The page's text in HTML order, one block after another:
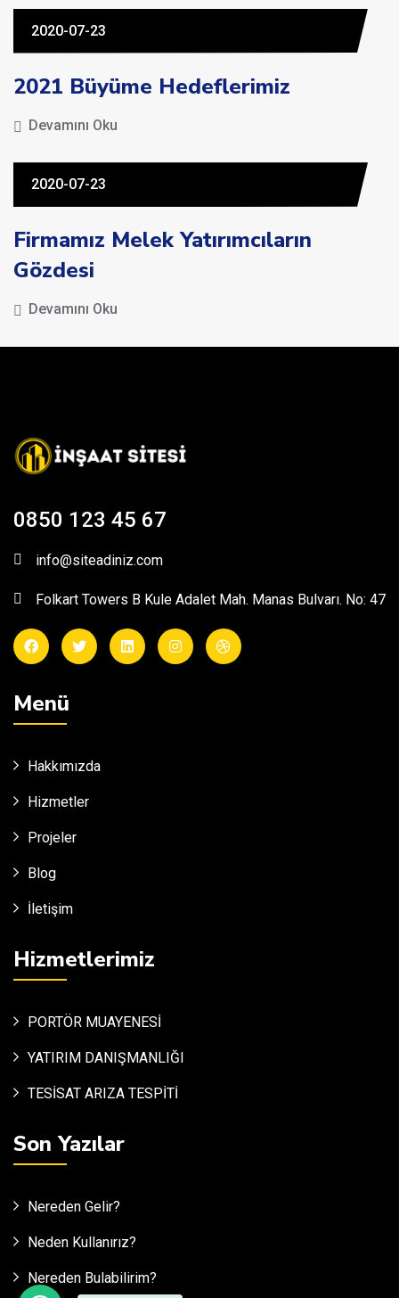
2020-07-23
2021 Büyüme Hedeflerimiz
Devamını Oku
2020-07-23
Firmamız Melek Yatırımcıların
Gözdesi
Devamını Oku
0850 123 45 67
info@siteadiniz.com
Folkart Towers B Kule Adalet Mah. Manas Bulvarı. No: 47
Menü
Hakkımızda
Hizmetler
Projeler
Blog
İletişim
Hizmetlerimiz
PORTÖR MUAYENESİ
YATIRIM DANIŞMANLIĞI
TESİSAT ARIZA TESPİTİ
Son Yazılar
Nereden Gelir?
Neden Kullanırız?
Nereden Bulabilirim?